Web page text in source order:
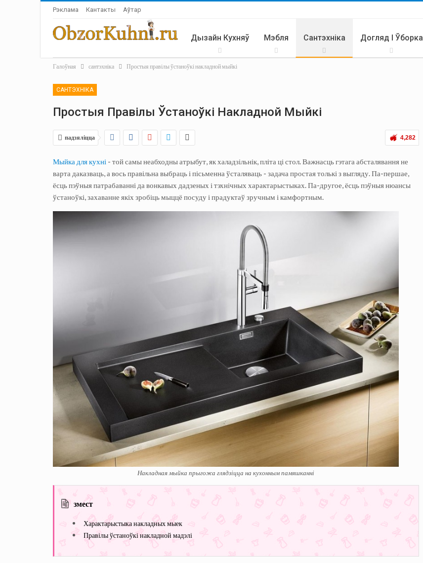
Рэклама Кантакты Аўтар
Дызайн Кухняў Мэбля Сантэхніка Догляд І Ўборка
Галоўная сантэхніка Простыя правілы ўстаноўкі накладной мыйкі
САНТЭХНІКА
Простыя Правілы Ўстаноўкі Накладной Мыйкі
4,282
падзяліцца
Мыйка для кухні - той самы неабходны атрыбут, як халадзільнік, пліта ці стол. Важнасць гэтага абсталявання не
варта даказваць, а вось правільна выбраць і пісьменна ўсталяваць - задача простая толькі з выгляду. Па-першае,
ёсць пэўныя патрабаванні да вонкавых дадзеных і тэхнічных характарыстыках. Па-другое, ёсць пэўныя нюансы
ўстаноўкі, захаванне якіх зробіць мыццё посуду і прадуктаў зручным і камфортным.
Накладная мыйка прыгожа глядзіцца на кухонным памяшканні
змест
Характарыстыка накладных мыек
Правілы ўстаноўкі накладной мадэлі